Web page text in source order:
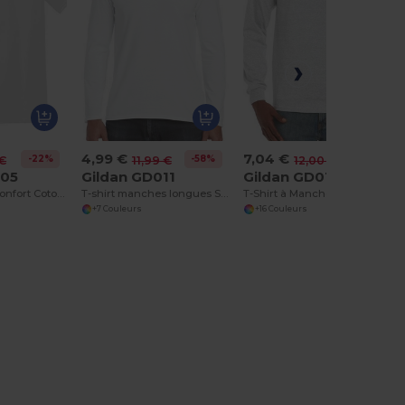
-22% 4,99 € 11,99 € -58%
Gildan GD011
T-shirt manches longues Softstyle™
+7 Couleurs
7,04 € 12,00 €
Gildan GD014
+16 Couleurs